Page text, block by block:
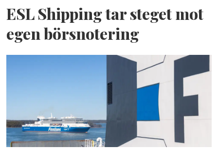
ESL Shipping tar steget mot
egen börsnotering